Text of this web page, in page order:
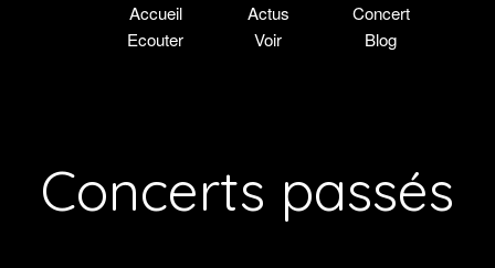
Accueil Actus
Concert
Ecouter
Voir Blog
Concerts passés